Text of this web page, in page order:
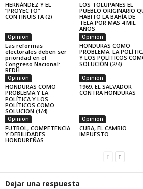
HERNÁNDEZ Y EL
“PROYECTO”
CONTINUISTA (2)
LOS TOLUPANES EL
PUEBLO ORIGINARIO
HABITO LA BAHÍA DE
TELA POR MAS 4 MIL
AÑOS
Opinion
Las reformas
electorales deben ser
prioridad en el
Congreso Nacional:
REDH
Opinion
HONDURAS COMO
PROBLEMA, LA
Y LOS POLÍTICOS
SOLUCIÓN (2/4)
Opinion
HONDURAS COMO
PROBLEMA Y LA
POLÍTICA Y LOS
POLÍTICOS COMO
SOLUCION (1/4)
Opinion
1969: EL SALVADOR
CONTRA HONDURAS
Opinion
FUTBOL, COMPETENCIA
Y DEBILIDADES
HONDUREÑAS
Opinion
CUBA, EL CAMBIO
IMPUESTO
Dejar una respuesta